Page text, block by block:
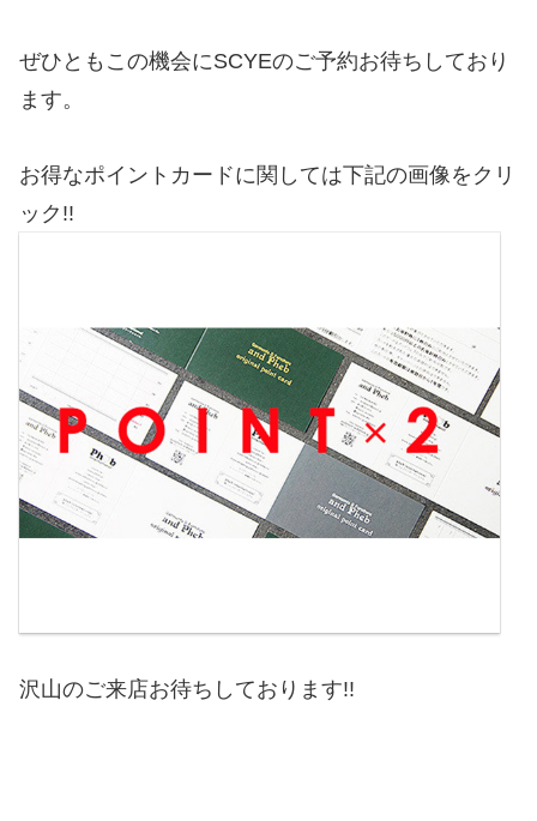
ぜひともこの機会にSCYEのご予約お待ちしており
ます。
お得なポイントカードに関しては下記の画像をクリ
ック!!
沢山のご来店お待ちしております!!